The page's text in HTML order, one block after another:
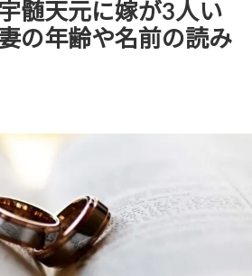
髄天元に嫁が3人い
の年齢や名前の読み